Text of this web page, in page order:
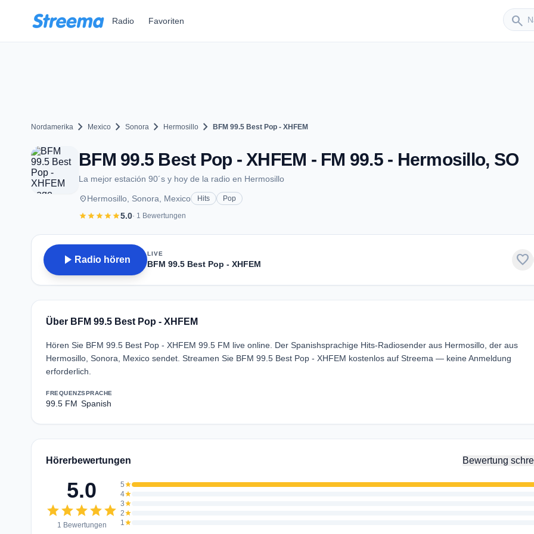
Radio Favoriten search
Sender
Nordamerika chevron_right Mexico chevron_right Sonora chevron_right Hermosillo chevron_right BFM 99.5 Best Pop - XHFEM
BFM 99.5 Best Pop - XHFEM - FM 99.5 - Hermosillo, SO
La mejor estación 90´s y hoy de la radio en Hermosillo
placeHermosillo, Sonora, Mexico Hits Pop
starstarstarstarstar5.0· 1 Bewertungen
play_arrow Radio hören
LIVE
BFM 99.5 Best Pop - XHFEM favorite
Über BFM 99.5 Best Pop - XHFEM
Hören Sie BFM 99.5 Best Pop - XHFEM 99.5 FM live online. Der Spanishsprachige Hits-Radiosender aus Hermosillo, der aus
Hermosillo, Sonora, Mexico sendet. Streamen Sie BFM 99.5 Best Pop - XHFEM kostenlos auf Streema — keine Anmeldung
erforderlich.
FREQUENZ
99.5 FM
SPRACHE
Spanish
Hörerbewertungen Bewertung
5.0
starstarstarstarstar
1 Bewertungen
5star
4star
3star
2star
1star